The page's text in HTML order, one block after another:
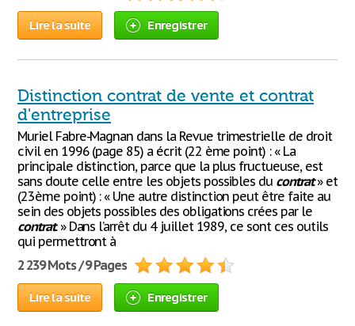
Lire la suite Enregistrer
Distinction contrat de vente et contrat
d'entreprise
Muriel Fabre-Magnan dans la Revue trimestrielle de droit
civil en 1996 (page 85) a écrit (22 ème point) : « La
principale distinction, parce que la plus fructueuse, est
sans doute celle entre les objets possibles du contrat» et
(23ème point) : « Une autre distinction peut être faite au
sein des objets possibles des obligations crées par le
contrat. » Dans l’arrêt du 4 juillet 1989, ce sont ces outils
qui permettront à
2 239 Mots / 9 Pages
Lire la suite Enregistrer